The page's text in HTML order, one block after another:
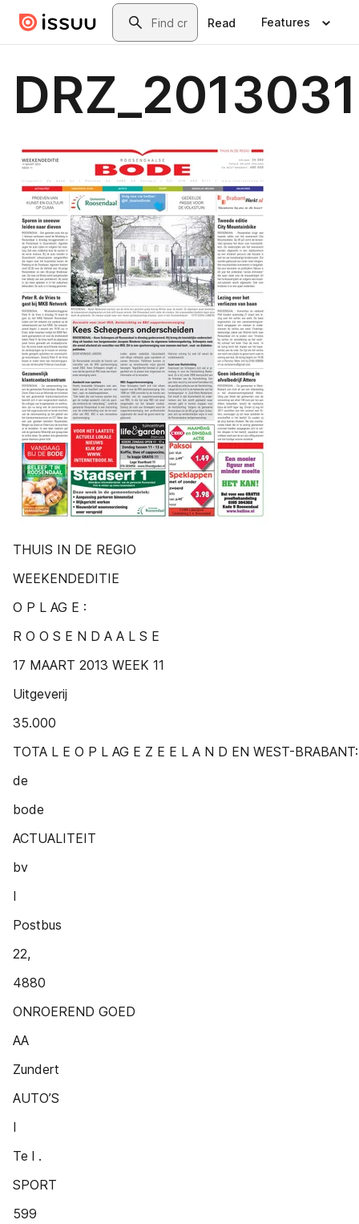
Skip to main contentSearch
Read Features
THUIS IN DE REGIO
WEEKENDEDITIE
O P L AG E :
R O O S E N D A A L S E
17 MAART 2013 WEEK 11
Uitgeverij
35.000
TOTA L E O P L AG E Z E E L A N D EN WEST-BRABANT:
de
bode
ACTUALITEIT
bv
I
Postbus
22,
4880
ONROEREND GOED
AA
Zundert
AUTO’S
I
Te l .
SPORT
599